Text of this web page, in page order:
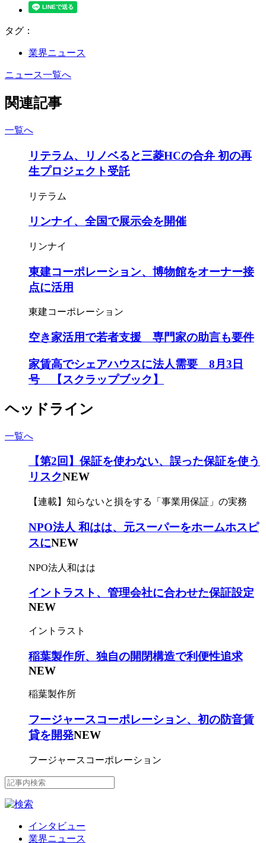
タグ：
業界ニュース
ニュース一覧へ
関連記事
一覧へ
リテラム、リノベると三菱HCの合弁 初の再
生プロジェクト受託
リテラム
リンナイ、全国で展示会を開催
リンナイ
東建コーポレーション、博物館をオーナー接
点に活用
東建コーポレーション
空き家活用で若者支援 専門家の助言も要件
家賃高でシェアハウスに法人需要 8月3日
号 【スクラップブック】
ヘッドライン
一覧へ
【第2回】保証を使わない、誤った保証を使う
リスクNEW
【連載】知らないと損をする「事業用保証」の実務
NPO法人 和はは、元スーパーをホームホスピ
スにNEW
NPO法人和はは
イントラスト、管理会社に合わせた保証設定
NEW
イントラスト
稲葉製作所、独自の開閉構造で利便性追求
NEW
稲葉製作所
フージャースコーポレーション、初の防音賃
貸を開発NEW
フージャースコーポレーション
インタビュー
業界ニュース